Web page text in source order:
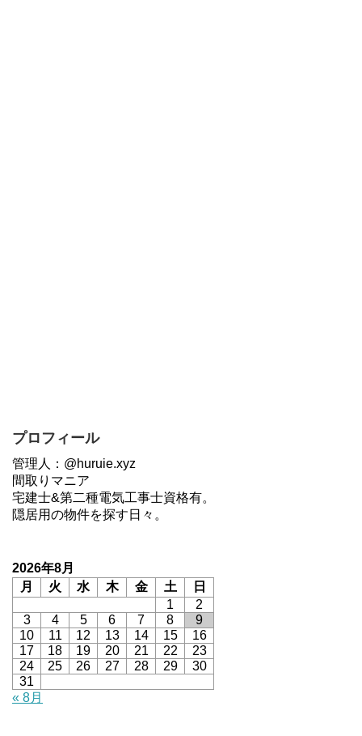
プロフィール
管理人：@huruie.xyz
間取りマニア
宅建士&第二種電気工事士資格有。
隠居用の物件を探す日々。
2026年8月
月
火 水 木 金 土
日
1
2
3
4 5 6 7 8
9
10
11 12 13 14 15
16
17
18 19 20 21 22
23
24
25 26 27 28 29
30
31
« 8月